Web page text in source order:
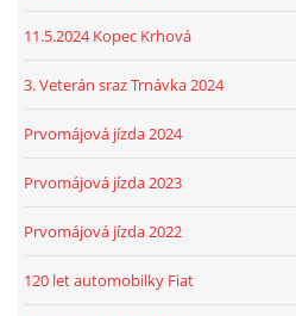
11.5.2024 Kopec Krhová
3. Veterán sraz Trnávka 2024
Prvomájová jízda 2024
Prvomájová jízda 2023
Prvomájová jízda 2022
120 let automobilky Fiat